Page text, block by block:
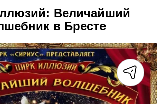
Величайший
в Бресте